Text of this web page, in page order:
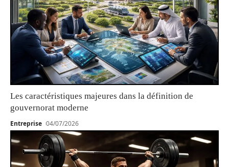
Les caractéristiques majeures dans la définition de
gouvernorat moderne
Entreprise 04/07/2026